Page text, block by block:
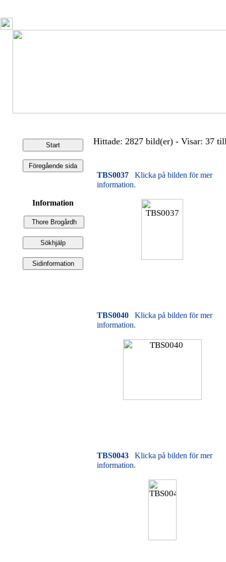
Information
Hittade: 2827 bild(er) - Visar: 37
TBS0037
Klicka på bilden för mer
information.
TBS0040
Klicka på bilden för mer
information.
TBS0043
Klicka på bilden för mer
information.